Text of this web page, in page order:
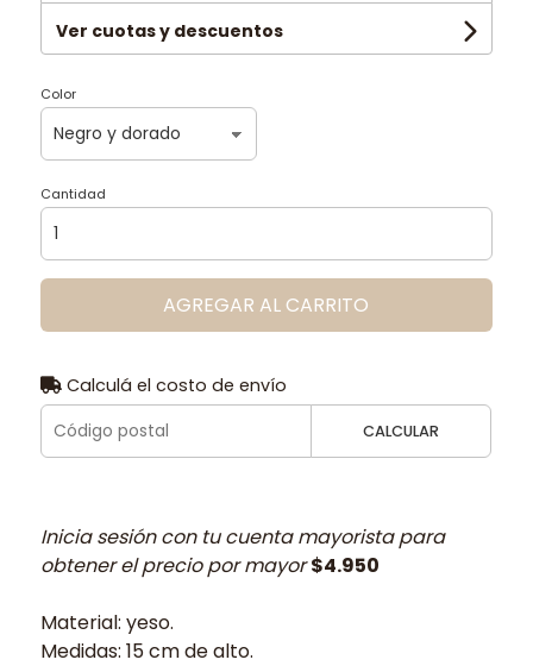
Ver cuotas y descuentos
Color
Cantidad
AGREGAR AL CARRITO
Calculá el costo de envío
CALCULAR
Inicia sesión con tu cuenta mayorista para
obtener el precio por mayor$4.950
Material: yeso.
Medidas: 15 cm de alto.